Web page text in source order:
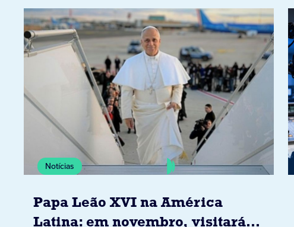
Notícias
Papa Leão XVI na América
Latina: em novembro, visitará